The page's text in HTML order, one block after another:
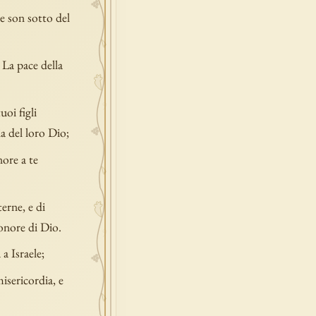
son sotto del
pace della
figli
del loro Dio;
a te
e di
di Dio.
Israele;
e